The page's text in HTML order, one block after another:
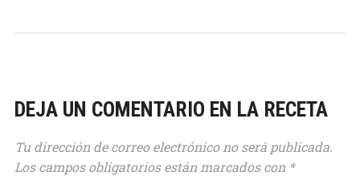
DEJA UN COMENTARIO EN LA RECETA
Tu dirección de correo electrónico no será publicada.
Los campos obligatorios están marcados con *